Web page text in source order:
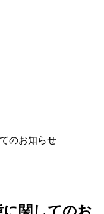
のお知らせ
関してのお